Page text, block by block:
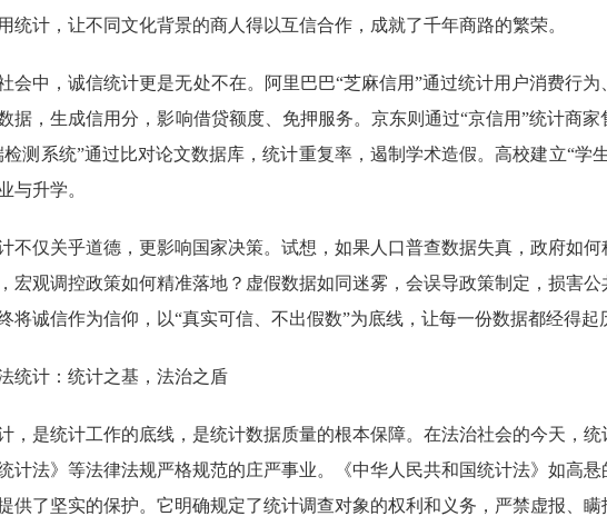
统计，让不同文化背景的商人得以互信合作，成就了千年商路的繁荣。
会中，诚信统计更是无处不在。阿里巴巴“芝麻信用”通过统计用户消费行
据，生成信用分，影响借贷额度、免押服务。京东则通过“京信用”统计商
检测系统”通过比对论文数据库，统计重复率，遏制学术造假。高校建立“学
与升学。
不仅关乎道德，更影响国家决策。试想，如果人口普查数据失真，政府如
宏观调控政策如何精准落地？虚假数据如同迷雾，会误导政策制定，损害
将诚信作为信仰，以“真实可信、不出假数”为底线，让每一份数据都经得起
统计：统计之基，法治之盾
，是统计工作的底线，是统计数据质量的根本保障。在法治社会的今天，
计法》等法律法规严格规范的庄严事业。《中华人民共和国统计法》如高
供了坚实的保护。它明确规定了统计调查对象的权利和义务，严禁虚报、